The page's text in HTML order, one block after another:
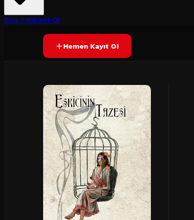
Giriş YapKayıt OlYAKINDA
Hemen Kayıt Ol